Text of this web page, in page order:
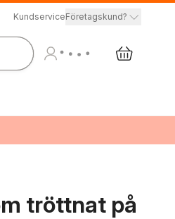
KundserviceFöretagskund?
tröttnat på